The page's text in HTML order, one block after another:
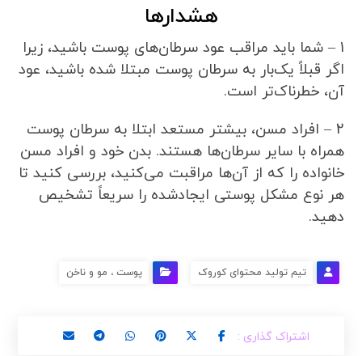
هشدارها
1 – شما باید مراقب عود سرطان‌های پوست باشید، زیرا
اگر قبلاً یک‌بار به سرطان پوست مبتلا شده باشید، عود
آن، خطرناک‌تر است.
2 – افراد مسن، بیشتر مستعد ابتلا به سرطان پوست
همراه با سایر سرطان‌ها هستند. بدن خود و افراد مسن
خانواده را که از آن‌ها مراقبت می‌کنید، بررسی کنید تا
هر نوع مشکل پوستی ایجادشده را سریعاً تشخیص
دهید.
تیم تولید محتوای کوروک پوست ، مو و ناخن